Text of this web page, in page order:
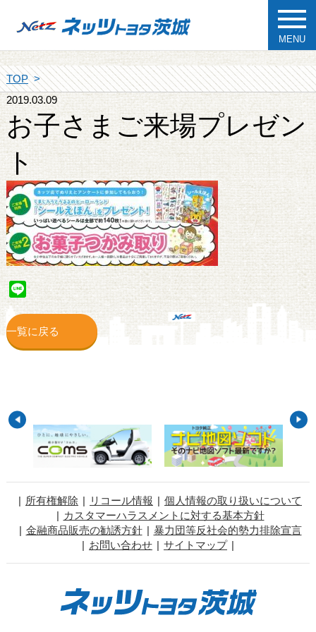
MENU
TOP
2019.03.09
お子さまご来場プレゼン
ト
Line
一覧に戻る
所有権解除 リコール情報
個人情報の取り扱いについて
カスタマーハラスメントに対する基本方針
金融商品販売の勧誘方針
暴力団等反社会的勢力排除宣言
お問い合わせ
サイトマップ